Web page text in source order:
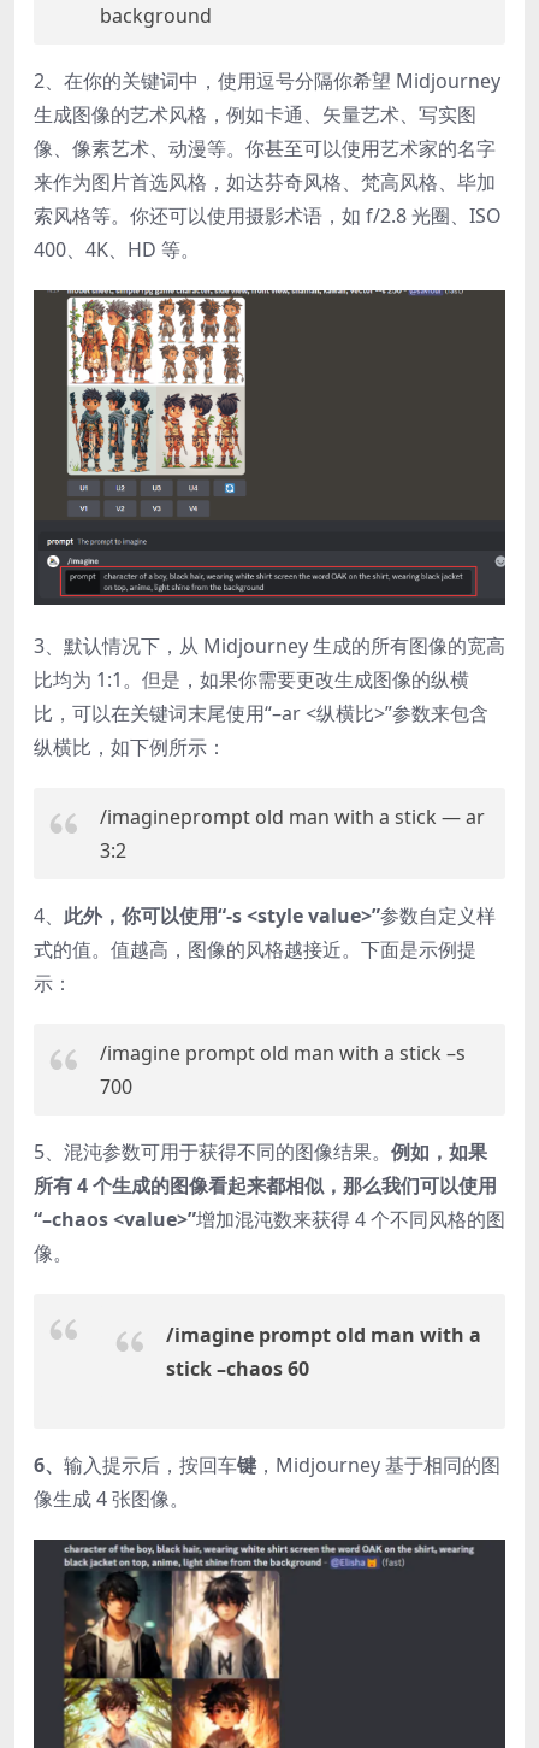
background
2、在你的关键词中，使用逗号分隔你希望 Midjourney
生成图像的艺术风格，例如卡通、矢量艺术、写实图
像、像素艺术、动漫等。你甚至可以使用艺术家的名字
来作为图片首选风格，如达芬奇风格、梵高风格、毕加
索风格等。你还可以使用摄影术语，如 f/2.8 光圈、ISO
400、4K、HD 等。
3、默认情况下，从 Midjourney 生成的所有图像的宽高
比均为 1:1。但是，如果你需要更改生成图像的纵横
比，可以在关键词末尾使用“–ar <纵横比>”参数来包含
纵横比，如下例所示：
/imagineprompt old man with a stick — ar
3:2
4、 此外，你可以使用“-s <style value>”参数自定义样
式的值。值越高，图像的风格越接近。下面是示例提
示：
/imagine prompt old man with a stick –s
700
5、混沌参数可用于获得不同的图像结果。 例如，如果
所有 4 个生成的图像看起来都相似，那么我们可以使用
“–chaos <value>”增加混沌数来获得 4 个不同风格的图
像。
/imagine prompt old man with a
stick –chaos 60
6、 输入提示后，按回车键 ，Midjourney 基于相同的图
像生成 4 张图像。